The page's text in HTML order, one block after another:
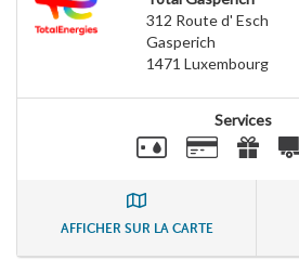
312 Route d' Esch
Gasperich
1471 Luxembourg
Services
AFFICHER SUR LA CARTE